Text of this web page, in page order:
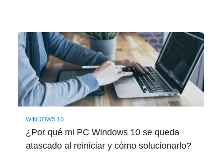
WINDOWS 10
¿Por qué mi PC Windows 10 se queda
atascado al reiniciar y cómo solucionarlo?